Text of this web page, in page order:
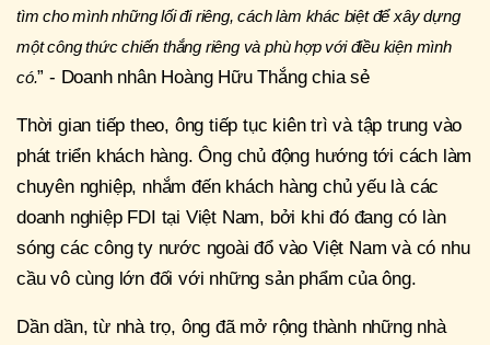
tìm cho mình những lối đi riêng, cách làm khác biệt để xây dựng
một công thức chiến thắng riêng và phù hợp với điều kiện mình
có.” - Doanh nhân Hoàng Hữu Thắng chia sẻ
Thời gian tiếp theo, ông tiếp tục kiên trì và tập trung vào
phát triển khách hàng. Ông chủ động hướng tới cách làm
chuyên nghiệp, nhắm đến khách hàng chủ yếu là các
doanh nghiệp FDI tại Việt Nam, bởi khi đó đang có làn
sóng các công ty nước ngoài đổ vào Việt Nam và có nhu
cầu vô cùng lớn đối với những sản phẩm của ông.
Dần dần, từ nhà trọ, ông đã mở rộng thành những nhà